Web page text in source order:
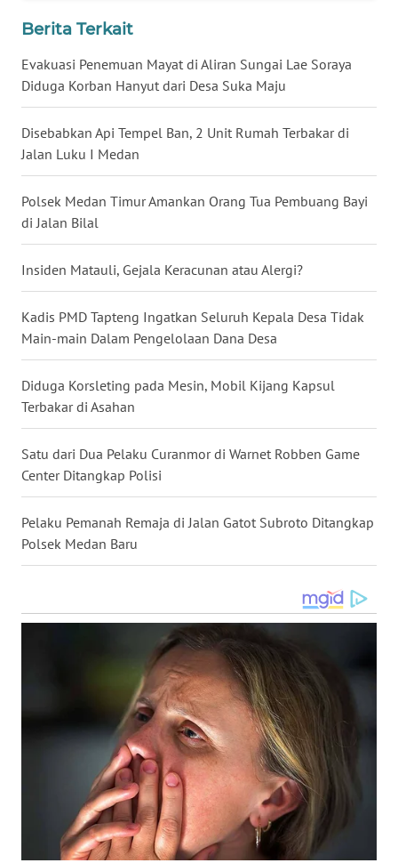
Berita Terkait
Evakuasi Penemuan Mayat di Aliran Sungai Lae Soraya
Diduga Korban Hanyut dari Desa Suka Maju
Disebabkan Api Tempel Ban, 2 Unit Rumah Terbakar di
Jalan Luku I Medan
Polsek Medan Timur Amankan Orang Tua Pembuang Bayi
di Jalan Bilal
Insiden Matauli, Gejala Keracunan atau Alergi?
Kadis PMD Tapteng Ingatkan Seluruh Kepala Desa Tidak
Main-main Dalam Pengelolaan Dana Desa
Diduga Korsleting pada Mesin, Mobil Kijang Kapsul
Terbakar di Asahan
Satu dari Dua Pelaku Curanmor di Warnet Robben Game
Center Ditangkap Polisi
Pelaku Pemanah Remaja di Jalan Gatot Subroto Ditangkap
Polsek Medan Baru
KALSEL
KALTIM
SULSEL
GORONTALO
WN
SULUT
WN
MALUKU
WN
MALUT
WN
DAIRI
TOBA
WN
TAPANULI
SELATAN